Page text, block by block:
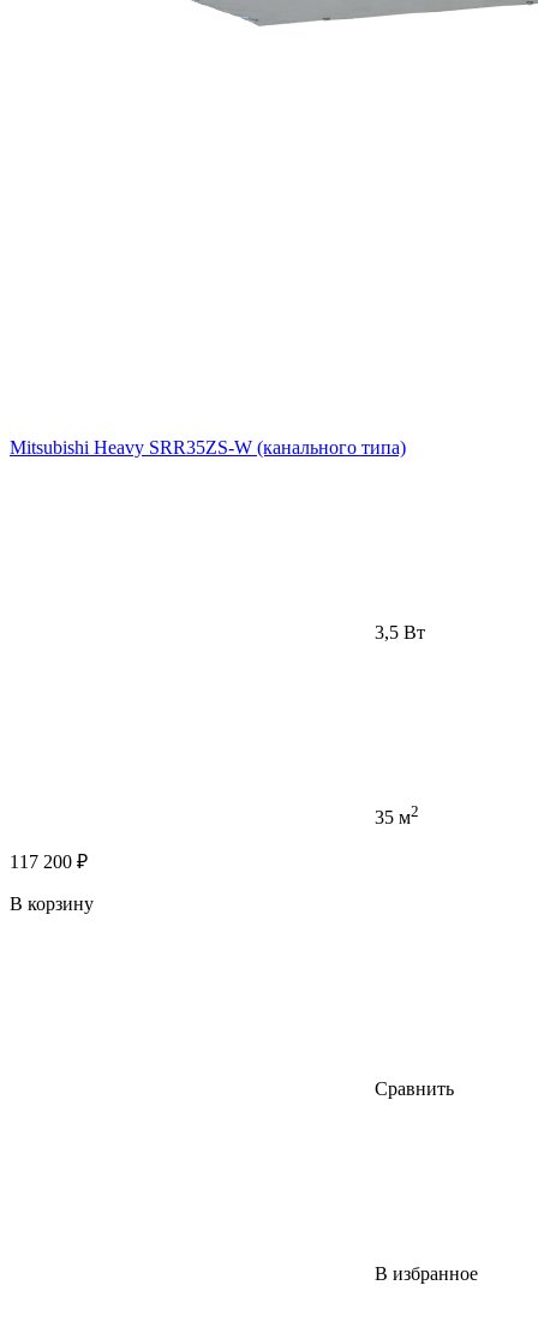
Mitsubishi Heavy SRR35ZS-W (канального типа)
3,5 Вт
35 м2
117 200 ₽
В корзину
Сравнить
В избранное